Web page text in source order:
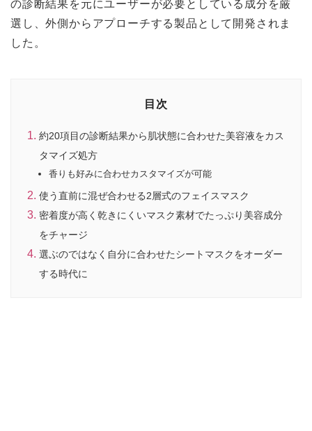
選し、外側からアプローチする製品として開発されま
した。
目次
約20項目の診断結果から肌状態に合わせた美容液をカス
タマイズ処方
香りも好みに合わせカスタマイズが可能
使う直前に混ぜ合わせる2層式のフェイスマスク
密着度が高く乾きにくいマスク素材でたっぷり美容成分
をチャージ
選ぶのではなく自分に合わせたシートマスクをオーダー
する時代に